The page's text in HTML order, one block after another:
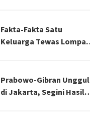
Fakta-Fakta Satu
Keluarga Tewas Lompat
Kening
Prabowo-Gibran Unggul
di Jakarta, Segini Hasil